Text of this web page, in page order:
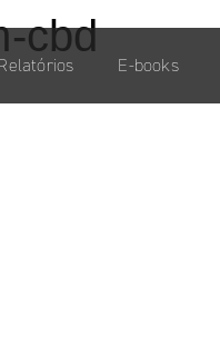
E-books
cbd